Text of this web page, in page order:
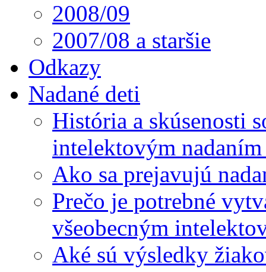
2008/09
2007/08 a staršie
Odkazy
Nadané deti
História a skúsenosti
intelektovým
Ako sa prejavujú
Prečo je potrebné
všeobecným
Aké sú výsledky